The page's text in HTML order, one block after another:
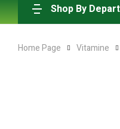
Shop By
Home Page Vitamine